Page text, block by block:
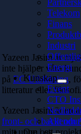
Telekom
Finans
Industri
Energi
Kunskap
Event
CTO
Allt om
Om oss
Yazeen Jasim är
inte hjälper våra
på EC Utbildning,
litteratur eller filosofi.
Yazeen Jasim är en
front- och
mitt uppe i ett